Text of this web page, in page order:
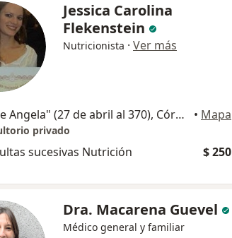
Jessica Carolina
Flekenstein
Nutricionista · Ver más
"Torre Angela" (27 de abril al 370), Córdoba Capital • Mapa
privado
sucesivas Nutrición $ 250
Dra. Macarena Guevel
Médico general y familiar